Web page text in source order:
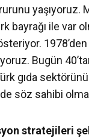
bayrağı ile var
Bugün
gıda
söz sahibi
stratejileri